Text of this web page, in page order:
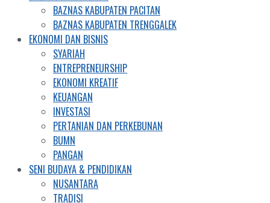
BAZNAS KABUPATEN PACITAN
BAZNAS KABUPATEN TRENGGALEK
EKONOMI DAN BISNIS
SYARIAH
ENTREPRENEURSHIP
EKONOMI KREATIF
KEUANGAN
INVESTASI
PERTANIAN DAN PERKEBUNAN
BUMN
PANGAN
SENI BUDAYA & PENDIDIKAN
NUSANTARA
TRADISI